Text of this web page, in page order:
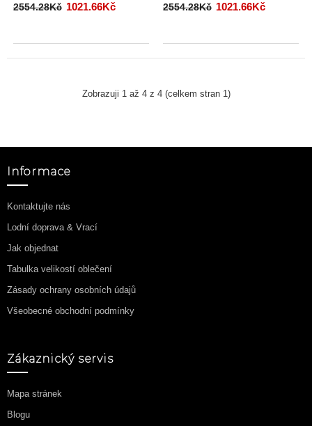
2554.28Kč 1021.66Kč 2554.28Kč 1021.66Kč
Zobrazuji 1 až 4 z 4 (celkem stran 1)
Informace
Kontaktujte nás
Lodní doprava & Vrací
Jak objednat
Tabulka velikostí oblečení
Zásady ochrany osobních údajů
Všeobecné obchodní podmínky
Zákaznický servis
Mapa stránek
Blogu